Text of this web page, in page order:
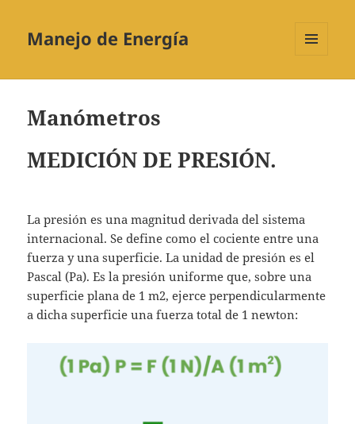
Manejo de Energía
Manómetros
MEDICIÓN DE PRESIÓN.
La presión es una magnitud derivada del sistema
internacional. Se define como el cociente entre una
fuerza y una superficie. La unidad de presión es el
Pascal (Pa). Es la presión uniforme que, sobre una
superficie plana de 1 m2, ejerce perpendicularmente
a dicha superficie una fuerza total de 1 newton: